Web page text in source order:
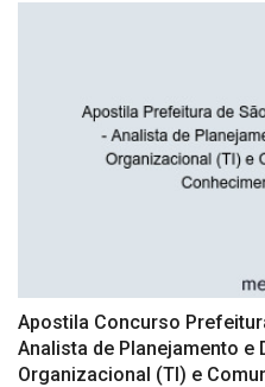
Apostila Concurso
Analista de Planejamento e
Organizacional (TI) e